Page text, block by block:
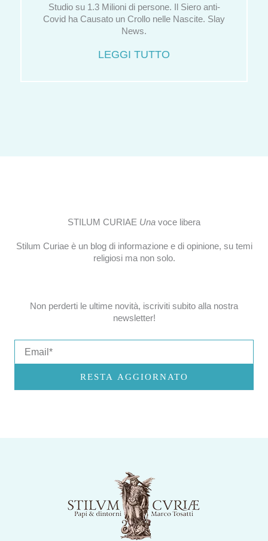
Studio su 1.3 Milioni di persone. Il Siero anti-
Covid ha Causato un Crollo nelle Nascite. Slay
News.
LEGGI TUTTO
STILUM CURIAE Una voce libera
Stilum Curiae è un blog di informazione e di opinione, su temi
religiosi ma non solo.
Non perderti le ultime novità, iscriviti subito alla nostra
newsletter!
RESTA AGGIORNATO